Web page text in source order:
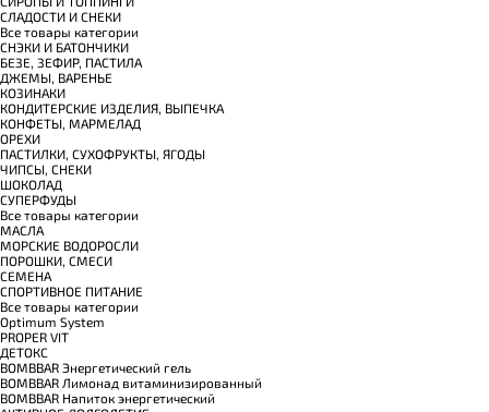
СЛАДОСТИ И СНЕКИ
Все товары категории
СНЭКИ И БАТОНЧИКИ
БЕЗЕ, ЗЕФИР, ПАСТИЛА
ДЖЕМЫ, ВАРЕНЬЕ
КОЗИНАКИ
КОНДИТЕРСКИЕ ИЗДЕЛИЯ, ВЫПЕЧКА
КОНФЕТЫ, МАРМЕЛАД
ОРЕХИ
ПАСТИЛКИ, СУХОФРУКТЫ, ЯГОДЫ
ЧИПСЫ, СНЕКИ
ШОКОЛАД
СУПЕРФУДЫ
Все товары категории
МАСЛА
МОРСКИЕ ВОДОРОСЛИ
ПОРОШКИ, СМЕСИ
СЕМЕНА
СПОРТИВНОЕ ПИТАНИЕ
Все товары категории
Optimum System
PROPER VIT
ДЕТОКС
BOMBBAR Энергетический гель
BOMBBAR Лимонад витаминизированный
BOMBBAR Напиток энергетический